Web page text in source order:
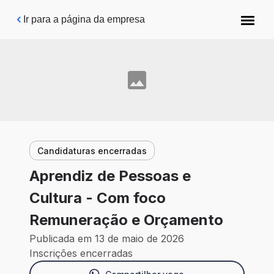
Pular para o conteúdo principal
Ir para a página da empresa
Candidaturas encerradas
Aprendiz de Pessoas e
Cultura - Com foco
Remuneração e Orçamento
Publicada em 13 de maio de 2026
Inscrições encerradas